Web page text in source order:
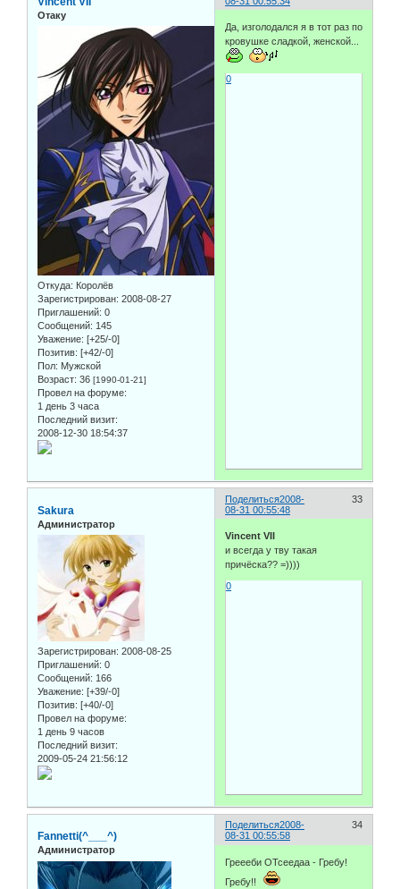
Отаку
Откуда: Королёв
Зарегистрирован: 2008-08-27
Приглашений: 0
Сообщений: 145
Уважение: [+25/-0]
Позитив: [+42/-0]
Пол: Мужской
Возраст: 36 [1990-01-21]
Провел на форуме:
1 день 3 часа
Последний визит:
2008-12-30 18:54:37
Да, изголодался я в тот раз по
кровушке сладкой, женской...
0
Поделиться 33
2008-
08-31 00:55:48
Sakura
Администратор
Зарегистрирован: 2008-08-25
Приглашений: 0
Сообщений: 166
Уважение: [+39/-0]
Позитив: [+40/-0]
Провел на форуме:
1 день 9 часов
Последний визит:
2009-05-24 21:56:12
Vincent VII
и всегда у тву такая
причёска?? =))))
0
Поделиться 34
2008-
08-31 00:55:58
Fannetti(^___^)
Администратор
Греееби ОТсеедаа - Гребу!
Гребу!!